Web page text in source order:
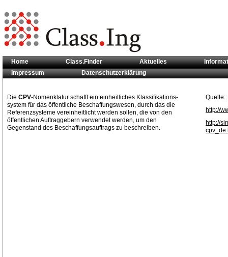
Sie sind hier:Klassifikationsstandards>> CPV
Home Class.Finder Aktuelles
Impressum
Datenschutzerklärung
Die CPV-Nomenklatur schafft ein einheitliches Klassifikations-
system für das öffentliche Beschaffungswesen, durch das die
Referenzsysteme vereinheitlicht werden sollen, die von den
öffentlichen Auftraggebern verwendet werden, um den
Gegenstand des Beschaffungsauftrags zu beschreiben.
Quelle:
http://
http://